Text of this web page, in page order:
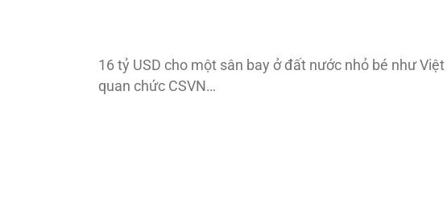
16 tỷ USD cho một sân bay ở đất nước nhỏ bé như
quan chức CSVN…